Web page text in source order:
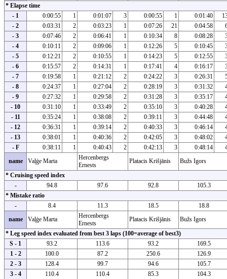
* Elapse time
- 1
0:00:55 1 0:01:07 3 0:00:55 1 0:01:40
- 2
0:03:31 2 0:03:23 1 0:07:26 21 0:04:58
- 3
0:07:46 2 0:06:41 1 0:10:34 8 0:08:28
- 4
0:10:11 2 0:09:06 1 0:12:26 5 0:10:45
- 5
0:12:21 2 0:10:55 1 0:14:23 5 0:12:55
- 6
0:15:57 2 0:14:31 1 0:17:41 4 0:16:17
- 7
0:19:58 1 0:21:12 2 0:24:22 3 0:26:31
- 8
0:24:37 1 0:27:04 2 0:28:19 3 0:31:32
- 9
0:27:32 1 0:29:58 2 0:31:28 3 0:35:17
- 10
0:31:10 1 0:33:49 2 0:35:10 3 0:40:28
- 11
0:35:24 1 0:38:08 2 0:39:11 3 0:44:48
- 12
0:36:31 1 0:39:14 2 0:40:33 3 0:46:14
- 13
0:38:01 1 0:40:36 2 0:42:05 3 0:48:02
- F
0:38:11 1 0:40:43 2 0:42:13 3 0:48:14
name
Vaļģe Marta
Hercenbergs
Ernests
Platacis Krišjānis
Bužs Igors
* Cruising speed index
-
94.8 97.6 92.8
105.3
* Mistake ratio
-
8.4 11.3 18.5
18.8
name
Vaļģe Marta
Hercenbergs
Ernests
Platacis Krišjānis
Bužs Igors
* Leg speed index evaluated from best 3 laps (100=average of best3)
S - 1
93.2 113.6 93.2
169.5
1 - 2
100.0 87.2 250.6
126.9
2 - 3
128.4 99.7 94.6
105.7
3 - 4
110.4 110.4 85.3
104.3